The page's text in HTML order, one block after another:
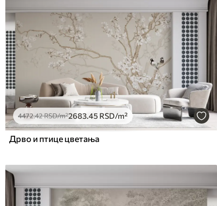
4472.42RSD/m²2683.45 RSD/m²
Дрво и птице цветања